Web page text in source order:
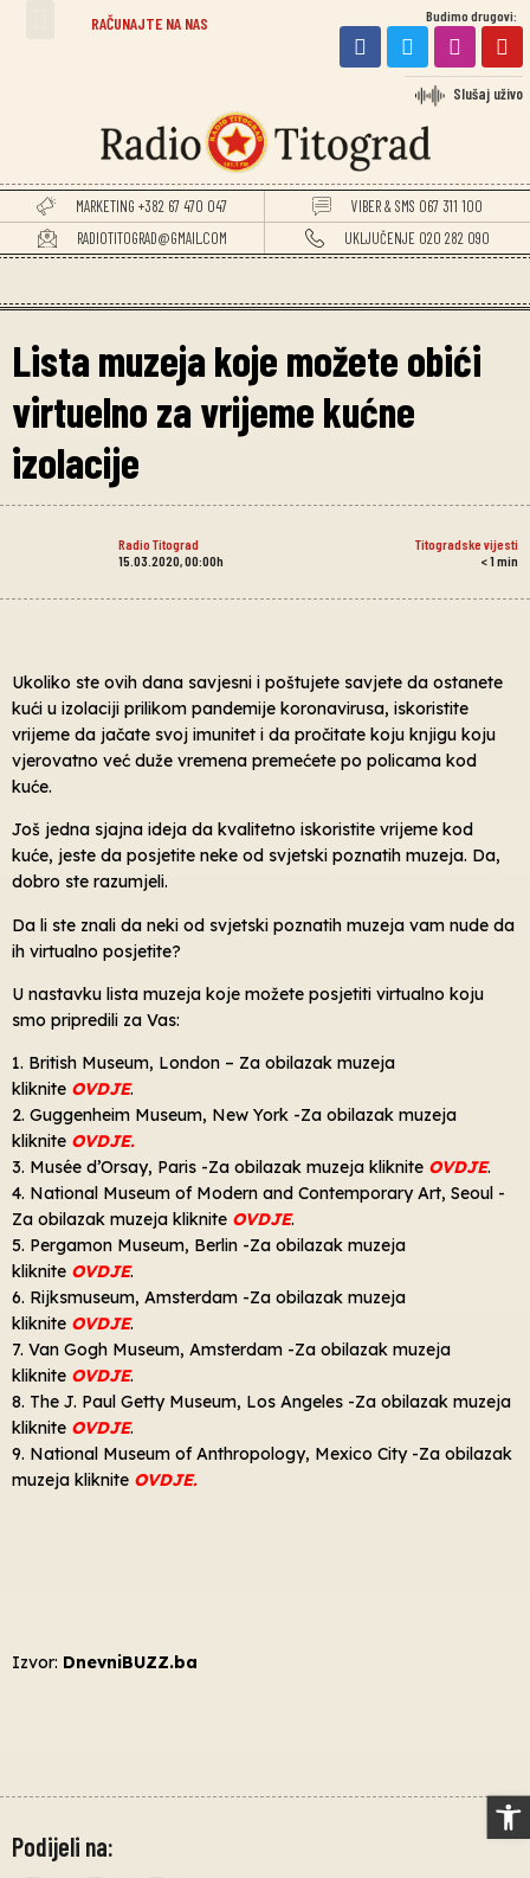
RAČUNAJTE NA NAS Budimo drugovi:
Slušaj uživo
MARKETING +382 67 470 047
VIBER & SMS 067 311 100
RADIOTITOGRAD@GMAIL.COM
UKLJUČENJE 020 282 090
Lista muzeja koje možete obići
virtuelno za vrijeme kućne
izolacije
Radio Titograd
Titogradske vijesti
15.03.2020, 00:00h
< 1 min
Ukoliko ste ovih dana savjesni i poštujete savjete da ostanete
kući u izolaciji prilikom pandemije koronavirusa, iskoristite
vrijeme da jačate svoj imunitet i da pročitate koju knjigu koju
vjerovatno već duže vremena premećete po policama kod
kuće.
Još jedna sjajna ideja da kvalitetno iskoristite vrijeme kod
kuće, jeste da posjetite neke od svjetski poznatih muzeja. Da,
dobro ste razumjeli.
Da li ste znali da neki od svjetski poznatih muzeja vam nude da
ih virtualno posjetite?
U nastavku lista muzeja koje možete posjetiti virtualno koju
smo pripredili za Vas:
1. British Museum, London – Za obilazak muzeja
kliknite OVDJE.
2. Guggenheim Museum, New York -Za obilazak muzeja
kliknite OVDJE.
3. Musée d’Orsay, Paris -Za obilazak muzeja kliknite OVDJE.
4. National Museum of Modern and Contemporary Art, Seoul -
Za obilazak muzeja kliknite OVDJE.
5. Pergamon Museum, Berlin -Za obilazak muzeja
kliknite OVDJE.
6. Rijksmuseum, Amsterdam -Za obilazak muzeja
kliknite OVDJE.
7. Van Gogh Museum, Amsterdam -Za obilazak muzeja
kliknite OVDJE.
8. The J. Paul Getty Museum, Los Angeles -Za obilazak muzeja
kliknite OVDJE.
9. National Museum of Anthropology, Mexico City -Za obilazak
muzeja kliknite OVDJE.
Izvor: DnevniBUZZ.ba
Podijeli na: